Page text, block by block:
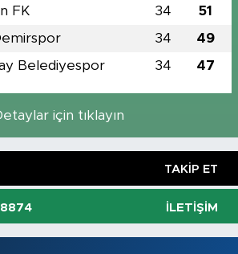
FK 34 51
34 49
Belediyespor 34 47
için tıklayın
TAKIP ET
İLETIŞIM